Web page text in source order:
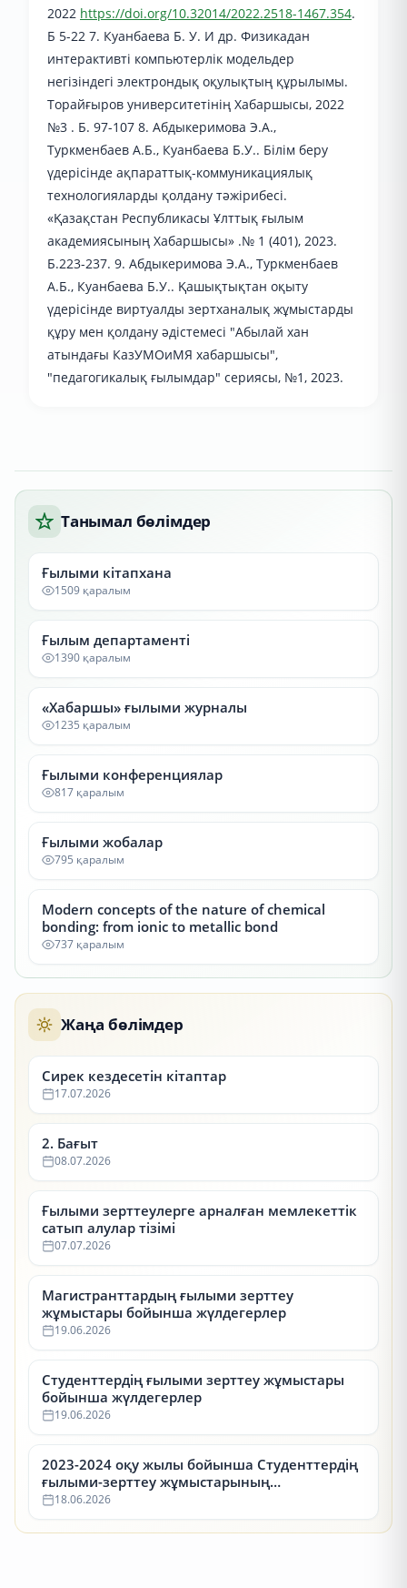
2022 https://doi.org/10.32014/2022.2518-1467.354.
Б 5-22 7. Куанбаева Б. У. И др. Физикадан
интерактивті компьютерлік модельдер
негізіндегі электрондық оқулықтың құрылымы.
Торайғыров университетінің Хабаршысы, 2022
№3 . Б. 97-107 8. Абдыкеримова Э.А.,
Туркменбаев А.Б., Куанбаева Б.У.. Білім беру
үдерісінде ақпараттық-коммуникациялық
технологияларды қолдану тәжірибесі.
«Қазақстан Республикасы Ұлттық ғылым
академиясының Хабаршысы» .№ 1 (401), 2023.
Б.223-237. 9. Абдыкеримова Э.А., Туркменбаев
А.Б., Куанбаева Б.У.. Қашықтықтан оқыту
үдерісінде виртуалды зертханалық жұмыстарды
құру мен қолдану әдістемесі "Абылай хан
атындағы КазУМОиМЯ хабаршысы",
"педагогикалық ғылымдар" сериясы, №1, 2023.
Танымал бөлімдер
Ғылыми кітапхана
1509 қаралым
Ғылым департаменті
1390 қаралым
«Хабаршы» ғылыми журналы
1235 қаралым
Ғылыми конференциялар
817 қаралым
Ғылыми жобалар
795 қаралым
Modern concepts of the nature of chemical
bonding: from ionic to metallic bond
737 қаралым
Жаңа бөлімдер
Сирек кездесетін кітаптар
17.07.2026
2. Бағыт
08.07.2026
Ғылыми зерттеулерге арналған мемлекеттік
сатып алулар тізімі
07.07.2026
Магистранттардың ғылыми зерттеу
жұмыстары бойынша жүлдегерлер
19.06.2026
Студенттердің ғылыми зерттеу жұмыстары
бойынша жүлдегерлер
19.06.2026
2023-2024 оқу жылы бойынша Студенттердің
ғылыми-зерттеу жұмыстарының
республикалық конкурсының (СҒЗЖ)
18.06.2026